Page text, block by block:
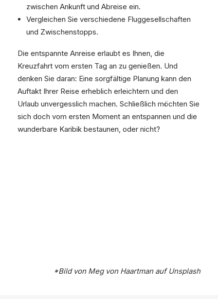
zwischen Ankunft und Abreise ein.
Vergleichen Sie verschiedene Fluggesellschaften
und Zwischenstopps.
Die entspannte Anreise erlaubt es Ihnen, die
Kreuzfahrt vom ersten Tag an zu genießen. Und
denken Sie daran: Eine sorgfältige Planung kann den
Auftakt Ihrer Reise erheblich erleichtern und den
Urlaub unvergesslich machen. Schließlich möchten Sie
sich doch vom ersten Moment an entspannen und die
wunderbare Karibik bestaunen, oder nicht?
*Bild von Meg von Haartmanauf Unsplash